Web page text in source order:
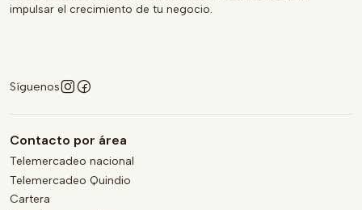
impulsar el crecimiento de tu negocio.
Síguenos
Contacto por área
Telemercadeo nacional
Telemercadeo Quindio
Cartera